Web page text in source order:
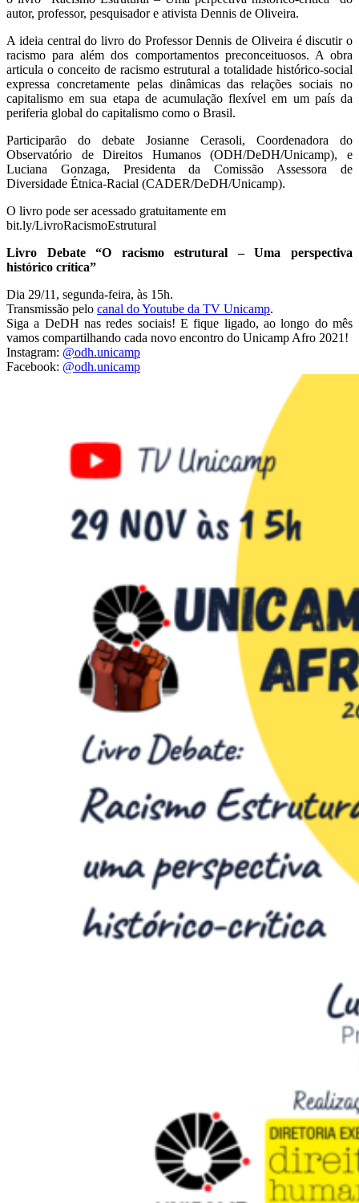
autor, professor, pesquisador e ativista Dennis de Oliveira.
A ideia central do livro do Professor Dennis de Oliveira é discutir o
racismo para além dos comportamentos preconceituosos. A obra
articula o conceito de racismo estrutural a totalidade histórico-social
expressa concretamente pelas dinâmicas das relações sociais no
capitalismo em sua etapa de acumulação flexível em um país da
periferia global do capitalismo como o Brasil.
Participarão do debate Josianne Cerasoli, Coordenadora do
Observatório de Direitos Humanos (ODH/DeDH/Unicamp), e
Luciana Gonzaga, Presidenta da Comissão Assessora de
Diversidade Étnica-Racial (CADER/DeDH/Unicamp).
O livro pode ser acessado gratuitamente em
bit.ly/LivroRacismoEstrutural
Livro Debate “O racismo estrutural – Uma perspectiva
histórico crítica”
Dia 29/11, segunda-feira, às 15h.
Transmissão pelo canal do Youtube da TV Unicamp.
Siga a DeDH nas redes sociais! E fique ligado, ao longo do mês
vamos compartilhando cada novo encontro do Unicamp Afro 2021!
Instagram: @odh.unicamp
Facebook: @odh.unicamp